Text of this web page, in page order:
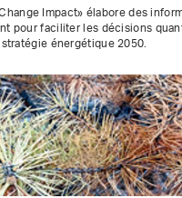
Impact» élabore des
pour faciliter les décisions
énergétique 2050.